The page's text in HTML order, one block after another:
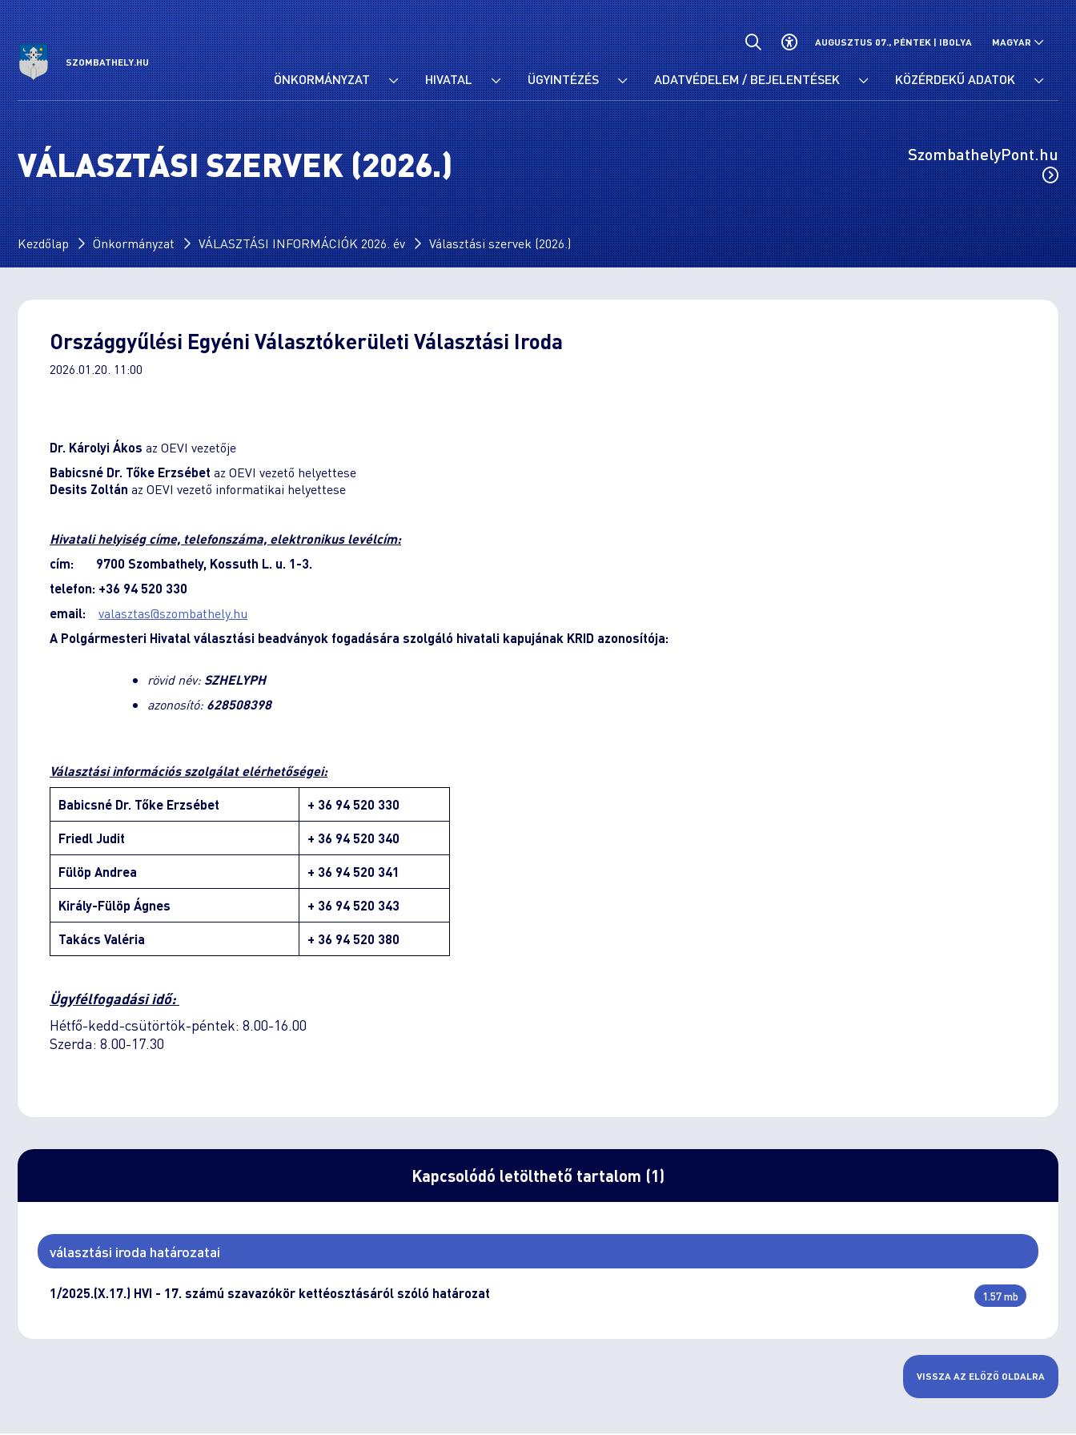
SZOMBATHELY.HU
AUGUSZTUS 07., PÉNTEK |IBOLYA MAGYAR
ÖNKORMÁNYZAT HIVATAL ÜGYINTÉZÉS ADATVÉDELEM / BEJELENTÉSEK KÖZÉRDEKŰ ADATOK
VÁLASZTÁSI SZERVEK (2026.) SzombathelyPont.hu
Kezdőlap Önkormányzat VÁLASZTÁSI INFORMÁCIÓK 2026. év Választási szervek (2026.)
Országgyűlési Egyéni Választókerületi Választási Iroda
2026.01.20. 11:00
Dr. Károlyi Ákos az OEVI vezetője
Babicsné Dr. Tőke Erzsébet az OEVI vezető helyettese
Desits Zoltán az OEVI vezető informatikai helyettese
Hivatali helyiség címe, telefonszáma, elektronikus levélcím:
cím: 9700 Szombathely, Kossuth L. u. 1-3.
telefon: +36 94 520 330
email:
valasztas szombathely.hu
A Polgármesteri Hivatal választási beadványok fogadására szolgáló hivatali kapujának KRID azonosítója:
rövid név:SZHELYPH
azonosító: 628508398
Választási információs szolgálat elérhetőségei:
Babicsné Dr. Tőke Erzsébet
+ 36 94 520 330
Friedl Judit
+ 36 94 520 340
Fülöp Andrea
+ 36 94 520 341
Király-Fülöp Ágnes
+ 36 94 520 343
Takács Valéria
+ 36 94 520 380
Ügyfélfogadási idő:
Hétfő-kedd-csütörtök-péntek: 8.00-16.00
Szerda: 8.00-17.30
Kapcsolódó letölthető tartalom (1)
választási iroda határozatai
1/2025.(X.17.) HVI - 17. számú szavazókör kettéosztásáról szóló határozat 1.57 mb
VISSZA AZ ELŐZŐ OLDALRA